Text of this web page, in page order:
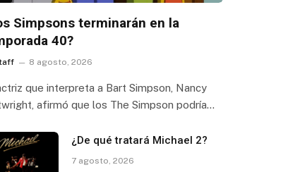
Simpsons terminarán en la
40?
8 agosto, 2026
que interpreta a Bart Simpson, Nancy
afirmó que los The Simpson podría…
¿De qué tratará Michael 2?
7 agosto, 2026